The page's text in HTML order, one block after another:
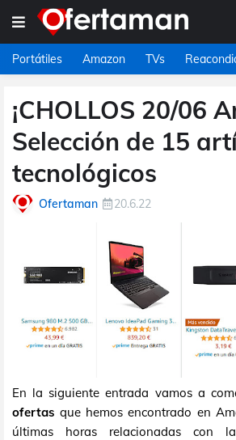
Portátiles Amazon TVs
¡CHOLLOS 20/06
Selección de 15
tecnológicos
Ofertaman 20.6.22
En la siguiente entrada vamos a
ofertas que hemos encontrado en
últimas horas relacionadas con